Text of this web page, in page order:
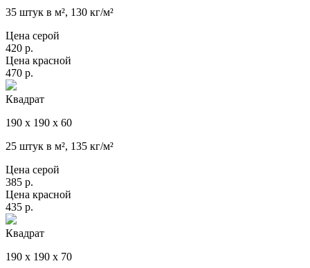
35 штук в м², 130 кг/м²
Цена серой
420 р.
Цена красной
470 р.
Квадрат
190 х 190 х 60
25 штук в м², 135 кг/м²
Цена серой
385 р.
Цена красной
435 р.
Квадрат
190 х 190 х 70